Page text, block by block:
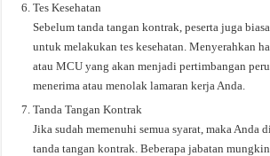
Tes Kesehatan
Sebelum tanda tangan kontrak, peserta juga
untuk melakukan tes kesehatan. Menyerahkan
atau MCU yang akan menjadi pertimbangan
menerima atau menolak lamaran kerja Anda.
Tanda Tangan Kontrak
Jika sudah memenuhi semua syarat, maka Anda
tanda tangan kontrak. Beberapa jabatan